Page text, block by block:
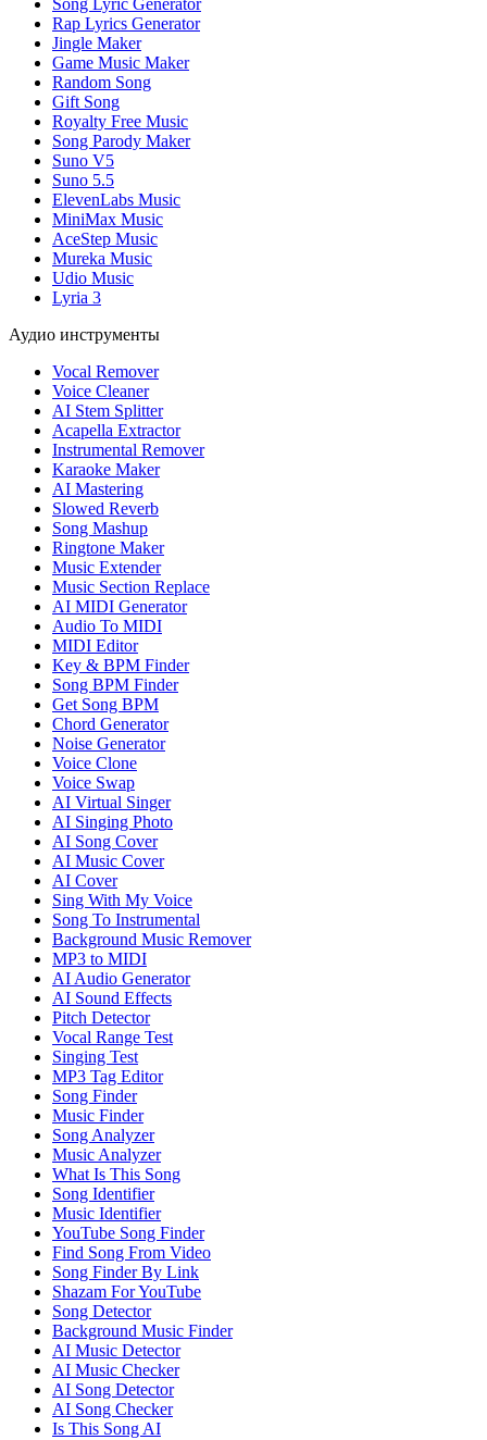
Song Lyric Generator
Rap Lyrics Generator
Jingle Maker
Game Music Maker
Random Song
Gift Song
Royalty Free Music
Song Parody Maker
Suno V5
Suno 5.5
ElevenLabs Music
MiniMax Music
AceStep Music
Mureka Music
Udio Music
Lyria 3
Аудио инструменты
Vocal Remover
Voice Cleaner
AI Stem Splitter
Acapella Extractor
Instrumental Remover
Karaoke Maker
AI Mastering
Slowed Reverb
Song Mashup
Ringtone Maker
Music Extender
Music Section Replace
AI MIDI Generator
Audio To MIDI
MIDI Editor
Key & BPM Finder
Song BPM Finder
Get Song BPM
Chord Generator
Noise Generator
Voice Clone
Voice Swap
AI Virtual Singer
AI Singing Photo
AI Song Cover
AI Music Cover
AI Cover
Sing With My Voice
Song To Instrumental
Background Music Remover
MP3 to MIDI
AI Audio Generator
AI Sound Effects
Pitch Detector
Vocal Range Test
Singing Test
MP3 Tag Editor
Song Finder
Music Finder
Song Analyzer
Music Analyzer
What Is This Song
Song Identifier
Music Identifier
YouTube Song Finder
Find Song From Video
Song Finder By Link
Shazam For YouTube
Song Detector
Background Music Finder
AI Music Detector
AI Music Checker
AI Song Detector
AI Song Checker
Is This Song AI